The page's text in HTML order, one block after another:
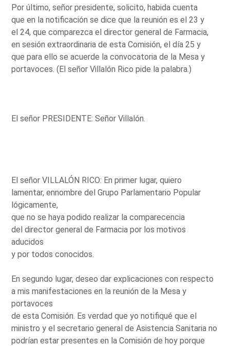
Por último, señor presidente, solicito, habida cuenta
que en la notificación se dice que la reunión es el 23 y
el 24, que comparezca el director general de Farmacia,
en sesión extraordinaria de esta Comisión, el día 25 y
que para ello se acuerde la convocatoria de la Mesa y
portavoces. (El señor Villalón Rico pide la palabra.)
El señor PRESIDENTE: Señor Villalón.
El señor VILLALÓN RICO: En primer lugar, quiero
lamentar, ennombre del Grupo Parlamentario Popular
lógicamente,
que no se haya podido realizar la comparecencia
del director general de Farmacia por los motivos
aducidos
y por todos conocidos.
En segundo lugar, deseo dar explicaciones con respecto
a mis manifestaciones en la reunión de la Mesa y
portavoces
de esta Comisión. Es verdad que yo notifiqué que el
ministro y el secretario general de Asistencia Sanitaria no
podrían estar presentes en la Comisión de hoy porque